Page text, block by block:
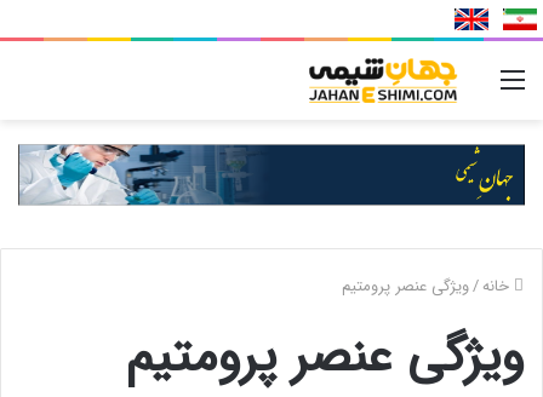
خانه/ویژگی عنصر پرومتیم
ویژگی عنصر پرومتیم